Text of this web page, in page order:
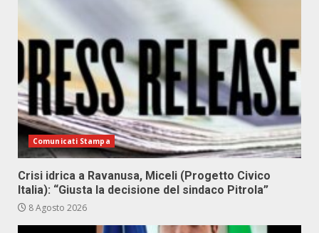
Comunicati Stampa
Crisi idrica a Ravanusa, Miceli (Progetto Civico
Italia): “Giusta la decisione del sindaco Pitrola”
8 Agosto 2026